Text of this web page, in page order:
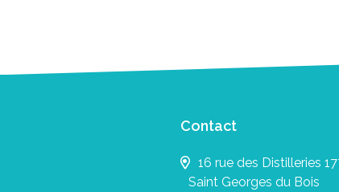
Contact
16 rue des Distilleries
Saint Georges du Bois